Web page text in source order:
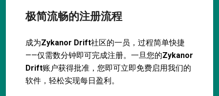
极简流畅的注册流程
成为Zykanor Drift社区的一员，过程简单快捷
——仅需数分钟即可完成注册。一旦您的Zykanor
Drift账户获得批准，您即可立即免费启用我们的
软件，轻松实现每日盈利。